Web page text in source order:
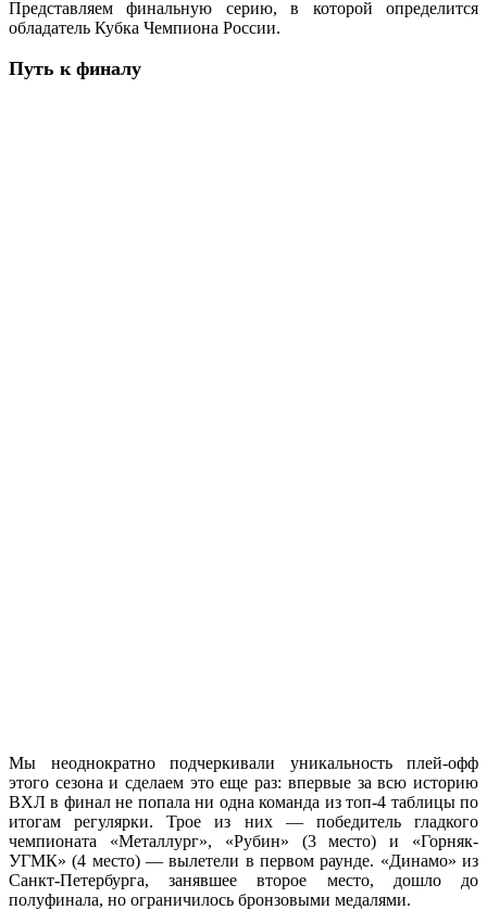
Представляем финальную серию, в которой определится
обладатель Кубка Чемпиона России.
Путь к финалу
Мы неоднократно подчеркивали уникальность плей-офф
этого сезона и сделаем это еще раз: впервые за всю историю
ВХЛ в финал не попала ни одна команда из топ-4 таблицы по
итогам регулярки. Трое из них — победитель гладкого
чемпионата «Металлург», «Рубин» (3 место) и «Горняк-
УГМК» (4 место) — вылетели в первом раунде. «Динамо» из
Санкт-Петербурга, занявшее второе место, дошло до
полуфинала, но ограничилось бронзовыми медалями.